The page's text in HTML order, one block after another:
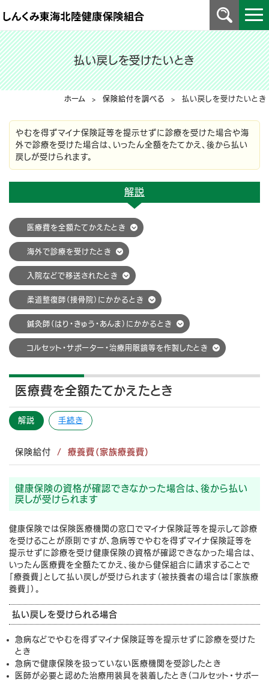
ホーム > 保険給付を調べる > 払い戻しを受けたいとき
払い戻しを受けたいとき
やむを得ずマイナ保険証等を提示せずに診療を受けた場合や海
外で診療を受けた場合は、いったん全額をたてかえ、後から払い
戻しが受けられます。
解説
医療費を全額たてかえたとき
海外で診療を受けたとき
入院などで移送されたとき
柔道整復師（接骨院）にかかるとき
鍼灸師（はり・きゅう・あんま）にかかるとき
コルセット・サポーター・治療用眼鏡等を作製したとき
医療費を全額たてかえたとき
解説 手続き
保険給付 療養費（家族療養費）
健康保険の資格が確認できなかった場合は、後から払い
戻しが受けられます
健康保険では保険医療機関の窓口でマイナ保険証等を提示して診療
を受けることが原則ですが、急病等でやむを得ずマイナ保険証等を
提示せずに診療を受け健康保険の資格が確認できなかった場合は、
いったん医療費を全額たてかえ、後から健保組合に請求することで
「療養費」として払い戻しが受けられます（被扶養者の場合は「家族療
養費」）。
払い戻しを受けられる場合
急病などでやむを得ずマイナ保険証等を提示せずに診療を受けた
とき
急病で健康保険を扱っていない医療機関を受診したとき
医師が必要と認めた治療用装具を装着したとき（コルセット・サポー